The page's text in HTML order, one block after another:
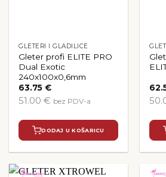
GLETERI I GLADILICE
Gleter profi ELITE PRO
Dual Exotic
240x100x0,6mm
63.75€
51.00 € bez PDV-a
DODAJ U KOŠARICU